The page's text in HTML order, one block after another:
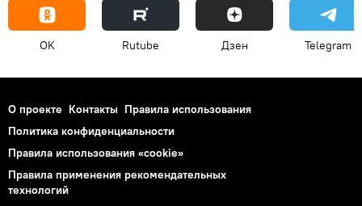
OK Rutube Дзен Telegram
О проекте Контакты Правила использования
Политика конфиденциальности
Правила использования «cookie»
Правила применения рекомендательных
технологий